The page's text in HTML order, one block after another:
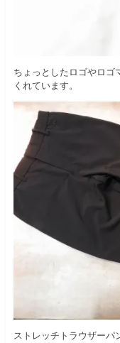
ちょっとしたロゴやロゴ
くれています。
ストレッチトラウザーパ